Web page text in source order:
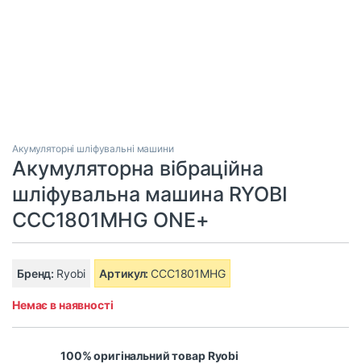
Акумуляторні шліфувальні машини
Акумуляторна вібраційна
шліфувальна машина RYOBI
CCC1801MHG ONE+
Бренд: Ryobi Артикул: CCC1801MHG
Немає в наявності
100% оригінальний товар Ryobi